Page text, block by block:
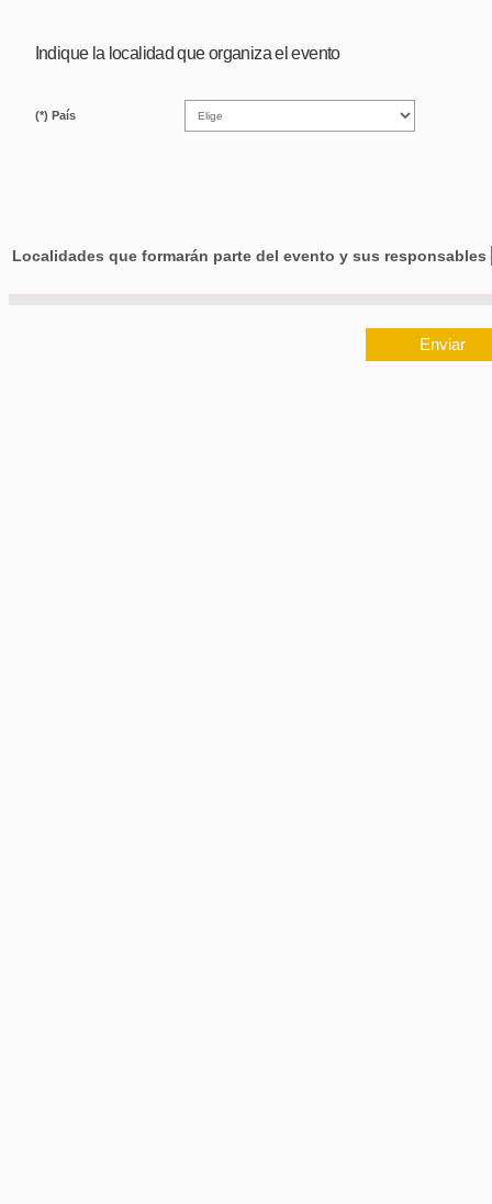
Indique la localidad que organiza el evento
(*) País
Localidades que formarán parte del evento y sus responsables